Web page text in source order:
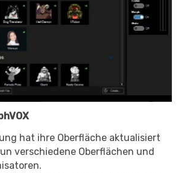
hat ihre Oberfläche aktualisiert
verschiedene Oberflächen und